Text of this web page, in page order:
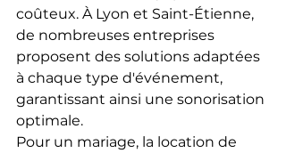
coûteux. À Lyon et Saint-Étienne,
de nombreuses entreprises
proposent des solutions adaptées
à chaque type d'événement,
garantissant ainsi une sonorisation
optimale.
Pour un mariage, la location de